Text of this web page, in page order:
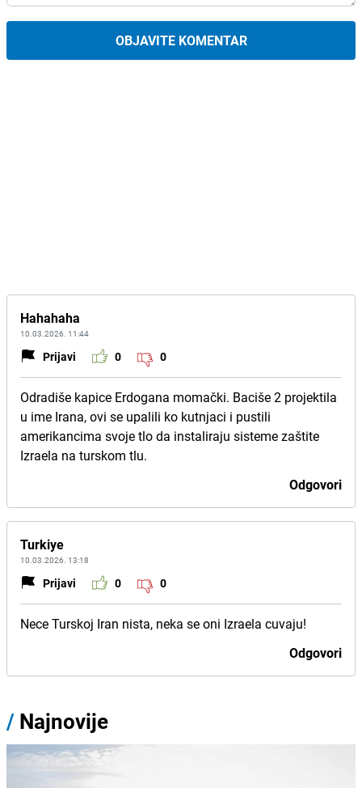
OBJAVITE KOMENTAR
Hahahaha
10.03.2026. 11:44
Prijavi 0 0
Odradiše kapice Erdogana momački. Baciše 2 projektila
u ime Irana, ovi se upalili ko kutnjaci i pustili
amerikancima svoje tlo da instaliraju sisteme zaštite
Izraela na turskom tlu.
Odgovori
Turkiye
10.03.2026. 13:18
Prijavi 0 0
Nece Turskoj Iran nista, neka se oni Izraela cuvaju!
Odgovori
/ Najnovije